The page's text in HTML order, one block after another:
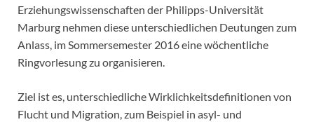
Erziehungswissenschaften der Philipps-Universität
Marburg nehmen diese unterschiedlichen Deutungen zum
Anlass, im Sommersemester 2016 eine wöchentliche
Ringvorlesung zu organisieren.
Ziel ist es, unterschiedliche Wirklichkeitsdefinitionen von
Flucht und Migration, zum Beispiel in asyl- und